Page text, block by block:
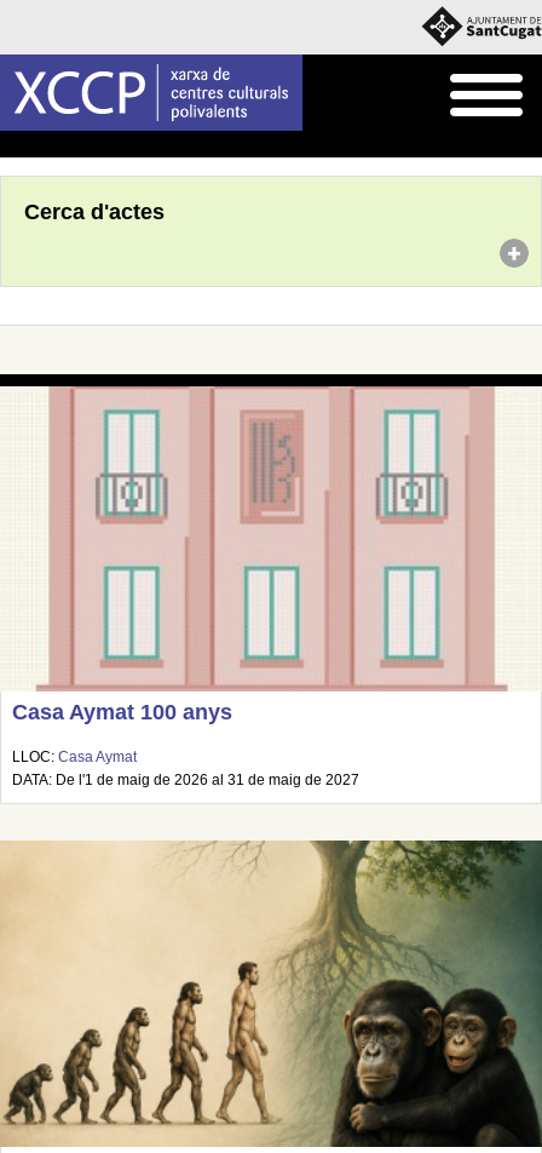
Cerca d'actes
Casa Aymat 100 anys
LLOC: Casa Aymat
DATA: De l'1 de maig de 2026 al 31 de maig de 2027